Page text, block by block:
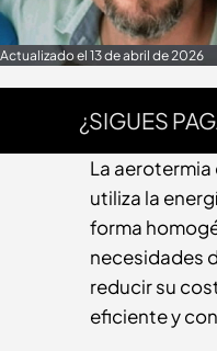
Actualizado el 13 de abril de 2026
¿SIGUES
La
utiliza la
forma
necesidades
reducir su
eficiente y